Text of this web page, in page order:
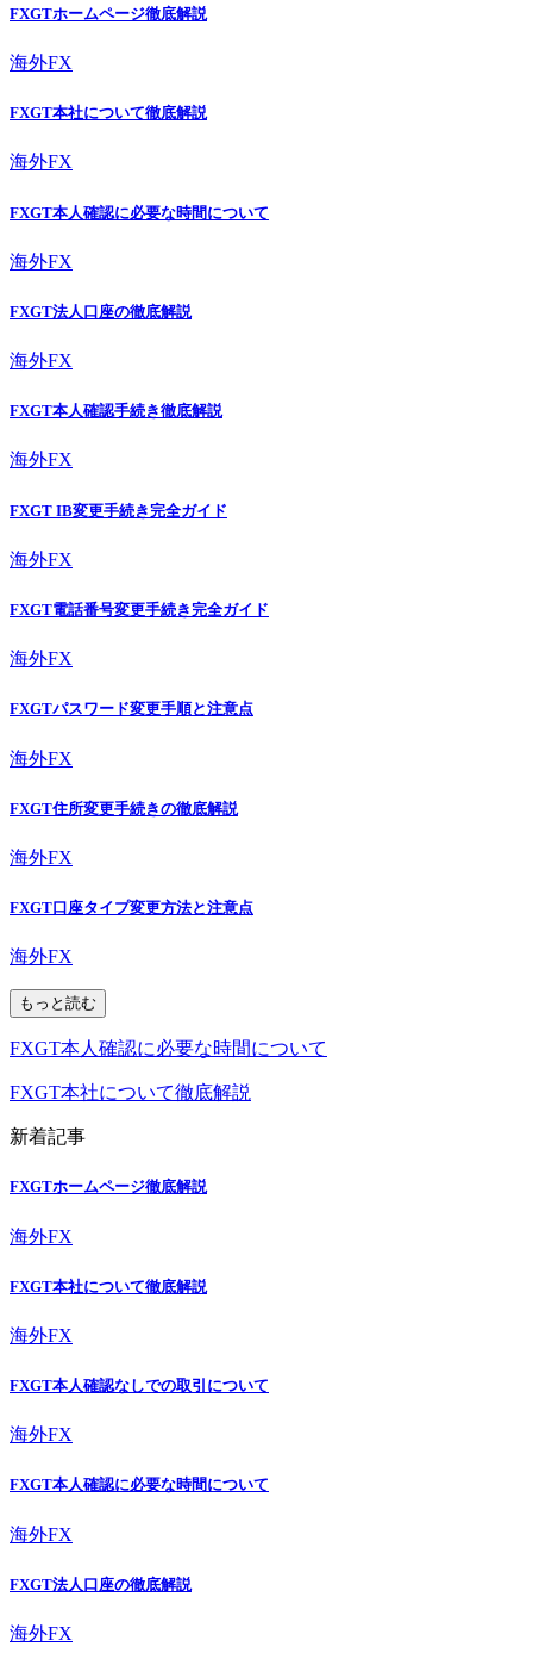
FXGTホームページ徹底解説
海外FX
FXGT本社について徹底解説
海外FX
FXGT本人確認に必要な時間について
海外FX
FXGT法人口座の徹底解説
海外FX
FXGT本人確認手続き徹底解説
海外FX
FXGT IB変更手続き完全ガイド
海外FX
FXGT電話番号変更手続き完全ガイド
海外FX
FXGTパスワード変更手順と注意点
海外FX
FXGT住所変更手続きの徹底解説
海外FX
FXGT口座タイプ変更方法と注意点
海外FX
もっと読む
FXGT本人確認に必要な時間について
FXGT本社について徹底解説
新着記事
FXGTホームページ徹底解説
海外FX
FXGT本社について徹底解説
海外FX
FXGT本人確認なしでの取引について
海外FX
FXGT本人確認に必要な時間について
海外FX
FXGT法人口座の徹底解説
海外FX